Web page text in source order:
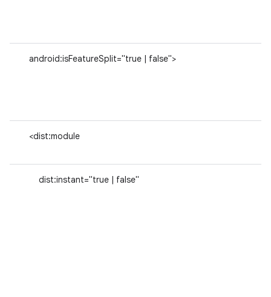
android:isFeatureSplit="true | false">
<dist:module
dist:instant="true | false"